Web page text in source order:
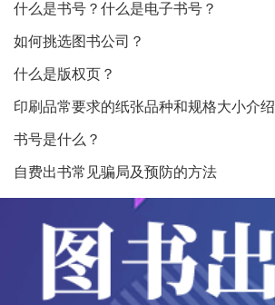
什么是书号？什么是电子书号？
如何挑选图书公司？
什么是版权页？
印刷品常要求的纸张品种和规格大小介绍
书号是什么？
自费出书常见骗局及预防的方法